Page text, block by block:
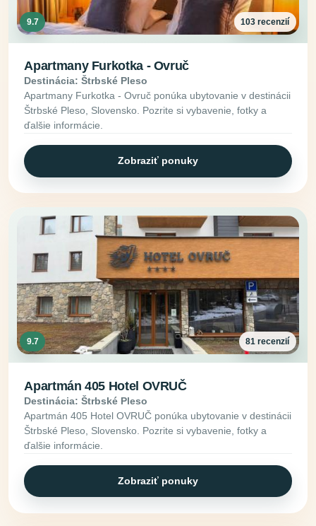
9.7 103 recenzií
Apartmany Furkotka - Ovruč
Destinácia: Štrbské Pleso
Apartmany Furkotka - Ovruč ponúka ubytovanie v destinácii
Štrbské Pleso, Slovensko. Pozrite si vybavenie, fotky a
ďalšie informácie.
Zobraziť ponuky
9.7 81 recenzií
Apartmán 405 Hotel OVRUČ
Destinácia: Štrbské Pleso
Apartmán 405 Hotel OVRUČ ponúka ubytovanie v destinácii
Štrbské Pleso, Slovensko. Pozrite si vybavenie, fotky a
ďalšie informácie.
Zobraziť ponuky